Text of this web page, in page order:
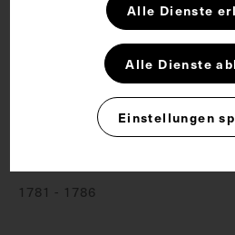
Die Schlagadern der
Schädeldaches und
1781 - 1786
Alle Dienste
Alle Dienste
Einstellungen